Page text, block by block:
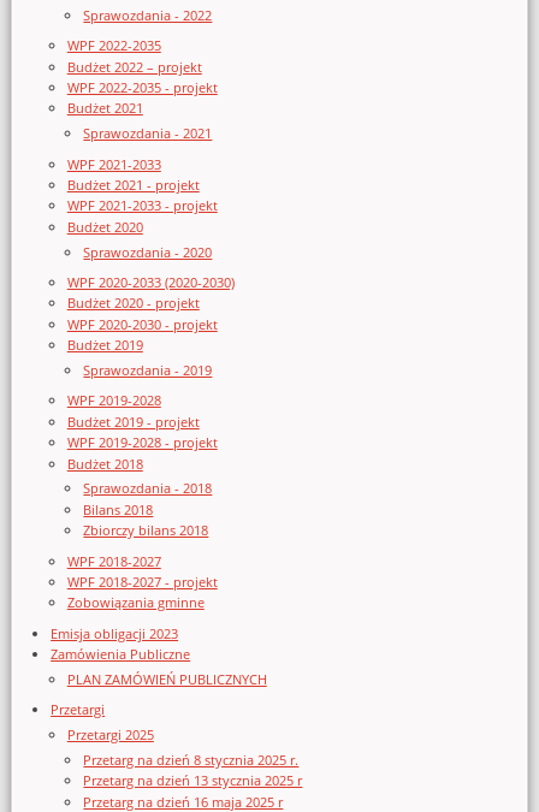
Sprawozdania - 2022
WPF 2022-2035
Budżet 2022 – projekt
WPF 2022-2035 - projekt
Budżet 2021
Sprawozdania - 2021
WPF 2021-2033
Budżet 2021 - projekt
WPF 2021-2033 - projekt
Budżet 2020
Sprawozdania - 2020
WPF 2020-2033 (2020-2030)
Budżet 2020 - projekt
WPF 2020-2030 - projekt
Budżet 2019
Sprawozdania - 2019
WPF 2019-2028
Budżet 2019 - projekt
WPF 2019-2028 - projekt
Budżet 2018
Sprawozdania - 2018
Bilans 2018
Zbiorczy bilans 2018
WPF 2018-2027
WPF 2018-2027 - projekt
Zobowiązania gminne
Emisja obligacji 2023
Zamówienia Publiczne
PLAN ZAMÓWIEŃ PUBLICZNYCH
Przetargi
Przetargi 2025
Przetarg na dzień 8 stycznia 2025 r.
Przetarg na dzień 13 stycznia 2025 r
Przetarg na dzień 16 maja 2025 r